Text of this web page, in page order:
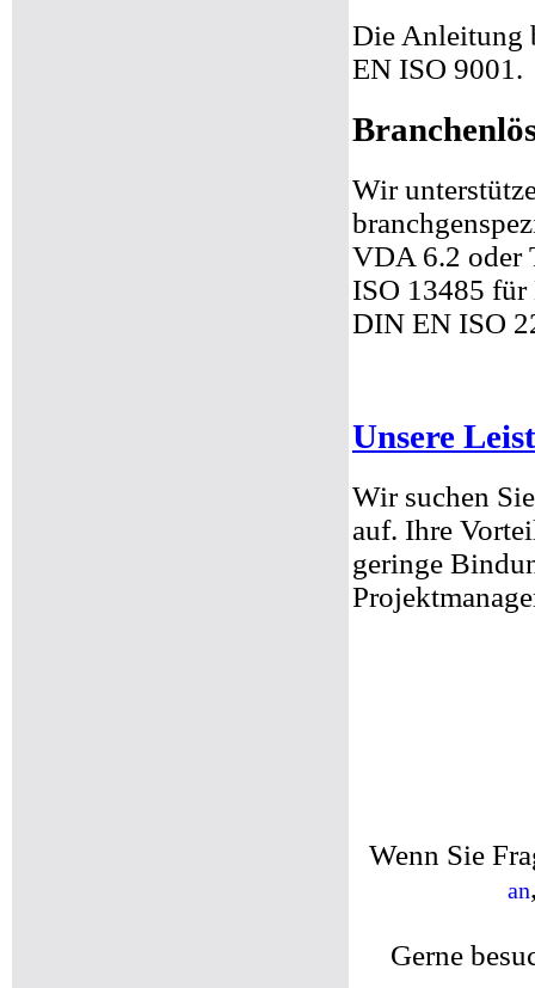
Die Anleitung
EN ISO 9001.
Wir
VDA 6.2 oder
ISO 13485 für
DIN EN ISO
Unsere
Wir suchen
auf. Ihre
geringe
Wenn Sie
an
Gerne